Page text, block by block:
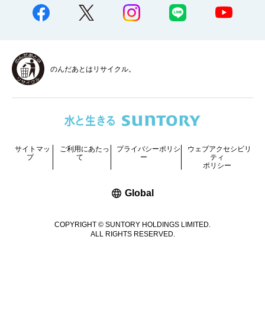
のんだあとはリサイクル。
COPYRIGHT © SUNTORY HOLDINGS LIMITED.
ALL RIGHTS RESERVED.
サイトマッ
プ
ご利用にあたっ
て
プライバシーポリシ
ー
ウェブアクセシビリ
ティ
ポリシー
Global新しいウィンドウで開く